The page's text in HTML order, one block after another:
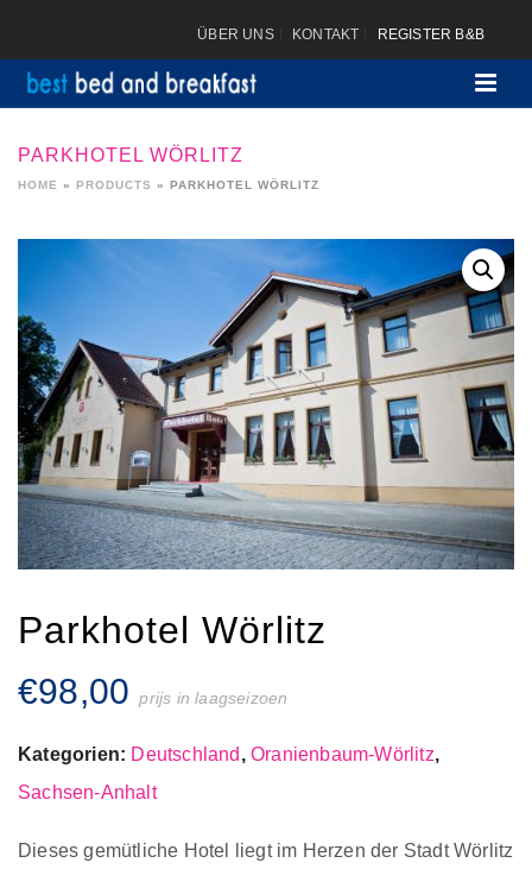
ÜBER UNS KONTAKT REGISTER B&B
PARKHOTEL WÖRLITZ
HOME » PRODUCTS » PARKHOTEL WÖRLITZ
Parkhotel Wörlitz
€98,00 prijs in laagseizoen
Kategorien: Deutschland ,Oranienbaum-Wörlitz,
Sachsen-Anhalt
Dieses gemütliche Hotel liegt im Herzen der Stadt Wörlitz